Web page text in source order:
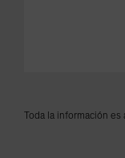
Toda la información